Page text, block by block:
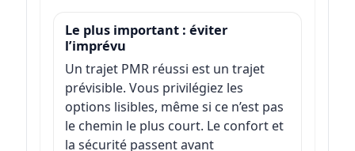
Le plus important : éviter
l’imprévu
Un trajet PMR réussi est un trajet
prévisible. Vous privilégiez les
options lisibles, même si ce n’est pas
le chemin le plus court. Le confort et
la sécurité passent avant